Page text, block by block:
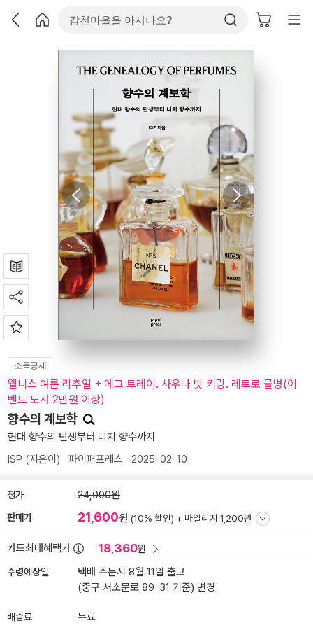
소득공제
웰니스 여름 리추얼 + 에그 트레이. 사우나 빗 키링. 레트로 물병(이
벤트 도서 2만원 이상)
향수의 계보학
현대 향수의 탄생부터 니치 향수까지
ISP (지은이) 파이퍼프레스 2025-02-10
정가 24,000원
판매가 21,600원 (10% 할인) + 마일리지 1,200원
카드최대혜택가 18,360원
수령예상일
택배 주문시 8월 11일 출고
(중구 서소문로 89-31 기준) 변경
배송료 무료